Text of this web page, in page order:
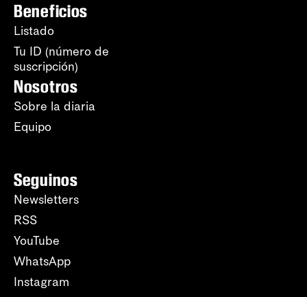
Beneficios
Listado
Tu ID (número de
suscripción)
Nosotros
Sobre la diaria
Equipo
Seguinos
Newsletters
RSS
YouTube
WhatsApp
Instagram